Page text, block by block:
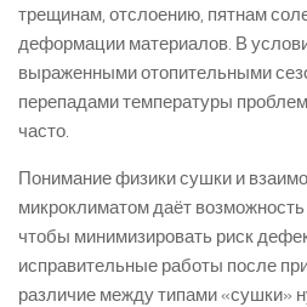
трещинам, отслоению, пятнам
деформации материалов. В
выраженными отопительными
перепадами температуры
часто.
Понимание физики сушки и
микроклиматом даёт
чтобы минимизировать риск
исправительные работы после
различие между типами «сушки»